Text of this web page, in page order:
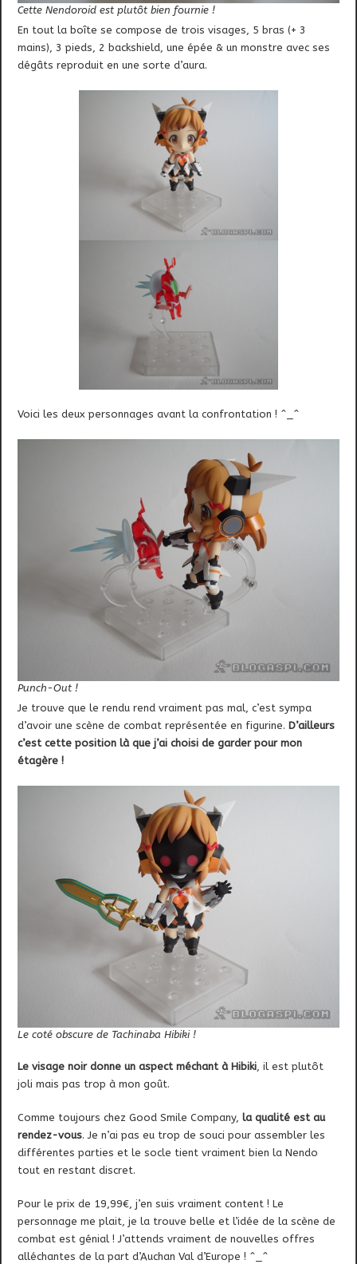
Cette Nendoroid est plutôt bien fournie !
En tout la boîte se compose de trois visages, 5 bras (+ 3
mains), 3 pieds, 2 backshield, une épée & un monstre avec ses
dégâts reproduit en une sorte d’aura.
Voici les deux personnages avant la confrontation ! ^_^
Punch-Out !
Je trouve que le rendu rend vraiment pas mal, c’est sympa
d’avoir une scène de combat représentée en figurine. D’ailleurs
c’est cette position là que j’ai choisi de garder pour mon
étagère !
Le coté obscure de Tachinaba Hibiki !
Le visage noir donne un aspect méchant à Hibiki , il est plutôt
joli mais pas trop à mon goût.
Comme toujours chez Good Smile Company, la qualité est au
rendez-vous. Je n’ai pas eu trop de souci pour assembler les
différentes parties et le socle tient vraiment bien la Nendo
tout en restant discret.
Pour le prix de 19,99€, j’en suis vraiment content ! Le
personnage me plait, je la trouve belle et l’idée de la scène de
combat est génial ! J’attends vraiment de nouvelles offres
alléchantes de la part d’Auchan Val d’Europe ! ^_^